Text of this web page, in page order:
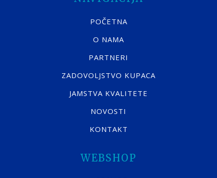
POČETNA
O NAMA
PARTNERI
ZADOVOLJSTVO KUPACA
JAMSTVA KVALITETE
NOVOSTI
KONTAKT
WEBSHOP